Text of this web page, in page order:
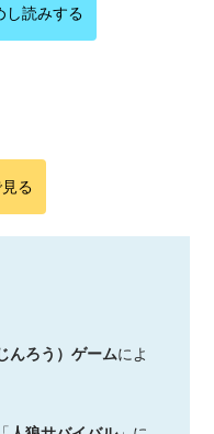
し読みする
る
んろう）ゲームによ